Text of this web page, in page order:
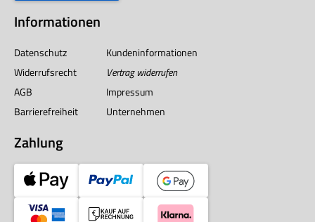
Informationen
Datenschutz
Kundeninformationen
Widerrufsrecht
Vertrag widerrufen
AGB
Impressum
Barrierefreiheit
Unternehmen
Zahlung